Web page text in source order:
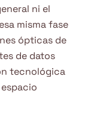
ni el
misma fase
ópticas de
de datos
tecnológica